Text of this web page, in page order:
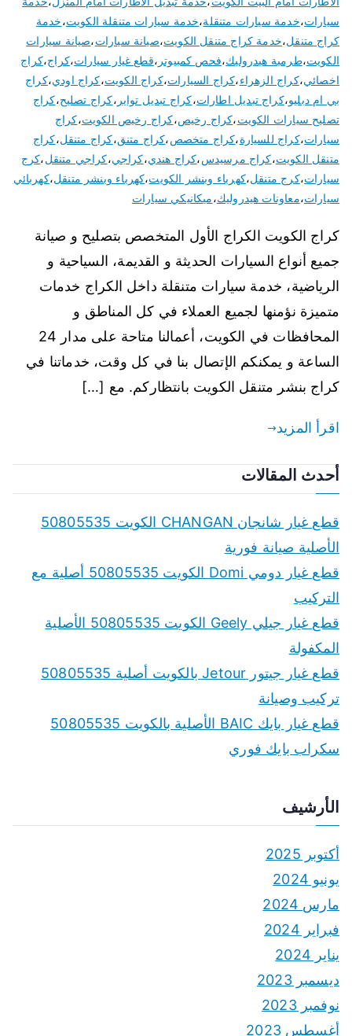
سيارات،خدمة سيارات متنقلة،خدمة سيارات متنقلة الكويت،خدمة
كراج متنقل،خدمة كراج متنقل الكويت،صيانة سيارات،صيانة سيارات
الكويت،طرمبة هيدروليك،فحص كمبيوتر ،قطع غيار سيارات،كراج،كراج
اخصائي،كراج الزهراء،كراج السيارات،كراج الكويت،كراج اودي،كراج
بي ام دبليو،كراج تبديل اطارات،كراج تبديل تواير ،كراج تصليح،كراج
تصليح سيارات الكويت،كراج رخيص،كراج رخيص الكويت،كراج
سيارات،كراج للسيارة،كراج متخصص،كراج متنق،كراج متنقل،كراج
متنقل الكويت،كراج مرسيدس،كراج هندي،كراجي،كراجي متنقل،كرج
سيارات،كرج متنقل،كهرباء وبنشر الكويت،كهرباء وبنشر متنقل،كهربائي
سيارات،معاونات هيدروليك،ميكانيكي سيارات
كراج الكويت الكراج الأول المتخصص بتصليح و صيانة
جميع أنواع السيارات الحديثة و القديمة، السياحية و
الرياضية، خدمة سيارات متنقلة داخل الكراج خدمات
متميزة نؤمنها لجميع العملاء في كل المناطق و
المحافظات في الكويت، أعمالنا متاحة على مدار 24
الساعة و يمكنكم الإتصال بنا في كل وقت، خدماتنا في
كراج بنشر متنقل الكويت بانتظاركم. مع […]
اقرأ المزيد
أحدث المقالات
قطع غيار شانجان CHANGAN الكويت 50805535
الأصلية صيانة فورية
قطع غيار دومي Domi الكويت 50805535 أصلية مع
التركيب
قطع غيار جيلي Geely الكويت 50805535 الأصلية
المكفولة
قطع غيار جيتور Jetour بالكويت أصلية 50805535
تركيب وصيانة
قطع غيار بايك BAIC الأصلية بالكويت 50805535
سكراب بايك فوري
الأرشيف
أكتوبر 2025
يونيو 2024
مارس 2024
فبراير 2024
يناير 2024
ديسمبر 2023
نوفمبر 2023
أغسطس 2023